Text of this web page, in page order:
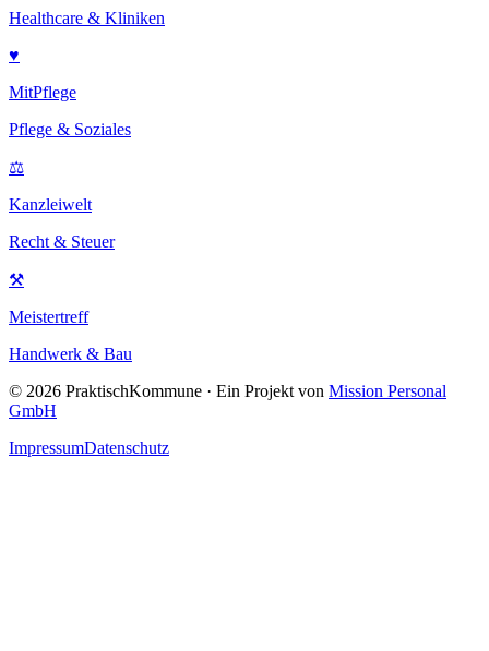
Healthcare & Kliniken
♥
MitPflege
Pflege & Soziales
⚖
Kanzleiwelt
Recht & Steuer
⚒
Meistertreff
Handwerk & Bau
© 2026 PraktischKommune · Ein Projekt von Mission Personal
GmbH
ImpressumDatenschutz